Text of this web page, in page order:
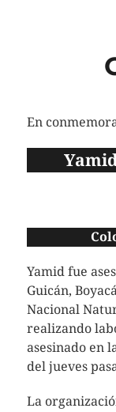
En
Yamid fue
Guicán,
Nacional
realizando
asesinado en
del jueves
La